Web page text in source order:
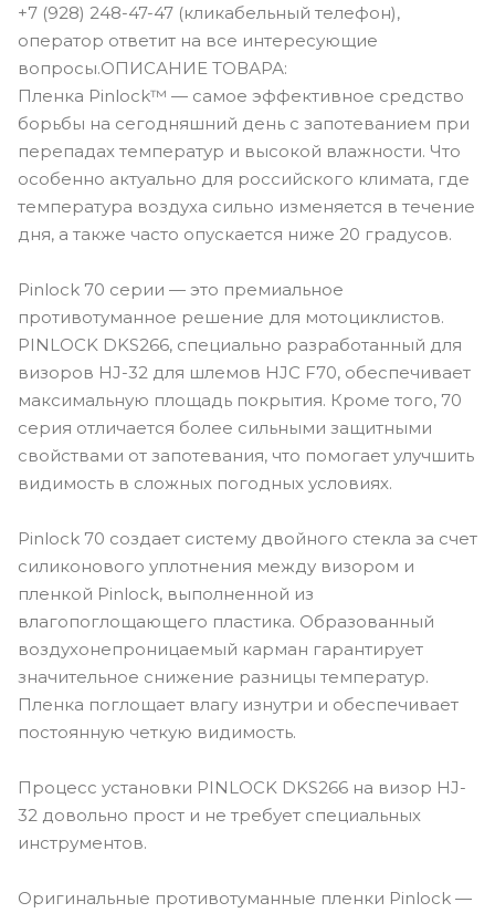
+7 (928) 248-47-47 (кликабельный телефон),
оператор ответит на все интересующие
вопросы.ОПИСАНИЕ ТОВАРА:
Пленка Pinlock™ — самое эффективное средство
борьбы на сегодняшний день с запотеванием при
перепадах температур и высокой влажности. Что
особенно актуально для российского климата, где
температура воздуха сильно изменяется в течение
дня, а также часто опускается ниже 20 градусов.
Pinlock 70 серии — это премиальное
противотуманное решение для мотоциклистов.
PINLOCK DKS266, специально разработанный для
визоров HJ-32 для шлемов HJC F70, обеспечивает
максимальную площадь покрытия. Кроме того, 70
серия отличается более сильными защитными
свойствами от запотевания, что помогает улучшить
видимость в сложных погодных условиях.
Pinlock 70 создает систему двойного стекла за счет
силиконового уплотнения между визором и
пленкой Pinlock, выполненной из
влагопоглощающего пластика. Образованный
воздухонепроницаемый карман гарантирует
значительное снижение разницы температур.
Пленка поглощает влагу изнутри и обеспечивает
постоянную четкую видимость.
Процесс установки PINLOCK DKS266 на визор HJ-
32 довольно прост и не требует специальных
инструментов.
Оригинальные противотуманные пленки Pinlock —